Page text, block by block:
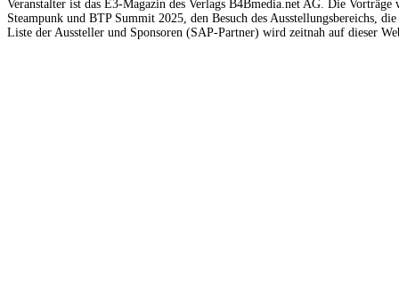
Veranstalter ist das E3-Magazin des Verlags B4Bmedia.net AG. Die
Steampunk und BTP Summit 2025, den Besuch des Ausstellungsbereichs,
Liste der Aussteller und Sponsoren (SAP-Partner) wird zeitnah auf dieser